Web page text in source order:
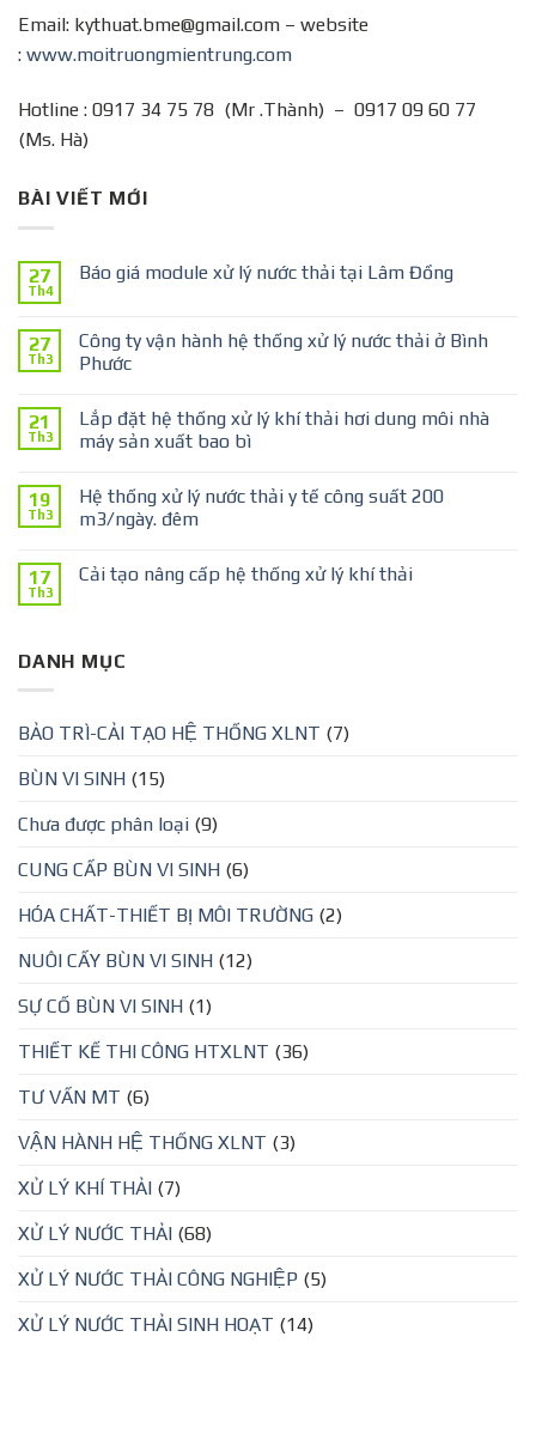
Email: kythuat.bme@gmail.com – website
: www.moitruongmientrung.com
Hotline : 0917 34 75 78 (Mr .Thành) – 0917 09 60 77
(Ms. Hà)
BÀI VIẾT MỚI
27
Th4
Báo giá module xử lý nước thải tại Lâm Đồng
27
Th3
Công ty vận hành hệ thống xử lý nước thải ở Bình
Phước
21
Th3
Lắp đặt hệ thống xử lý khí thải hơi dung môi nhà
máy sản xuất bao bì
19
Th3
Hệ thống xử lý nước thải y tế công suất 200
m3/ngày. đêm
17
Th3
Cải tạo nâng cấp hệ thống xử lý khí thải
DANH MỤC
BẢO TRÌ-CẢI TẠO HỆ THỐNG XLNT (7)
BÙN VI SINH (15)
Chưa được phân loại (9)
CUNG CẤP BÙN VI SINH (6)
HÓA CHẤT-THIẾT BỊ MÔI TRƯỜNG (2)
NUÔI CẤY BÙN VI SINH (12)
SỰ CỐ BÙN VI SINH (1)
THIẾT KẾ THI CÔNG HTXLNT (36)
TƯ VẤN MT (6)
VẬN HÀNH HỆ THỐNG XLNT (3)
XỬ LÝ KHÍ THẢI (7)
XỬ LÝ NƯỚC THẢI (68)
XỬ LÝ NƯỚC THẢI CÔNG NGHIỆP (5)
XỬ LÝ NƯỚC THẢI SINH HOẠT (14)